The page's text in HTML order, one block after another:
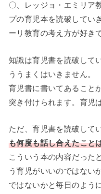
〇、レッジョ・エミリア
プの育児本を読破してい
ーリ教育の考え方が好き
知識は育児書を読破して
ううまくはいきません。
育児書に書いてあること
突き付けられます。育児
ただ、育児書を読破して
も何度も話し合えたこと
こういう本の内容だった
う育児がいいのではない
ではないかと毎日のよう